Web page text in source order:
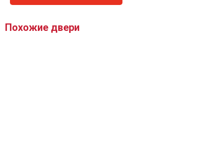
Похожие двери